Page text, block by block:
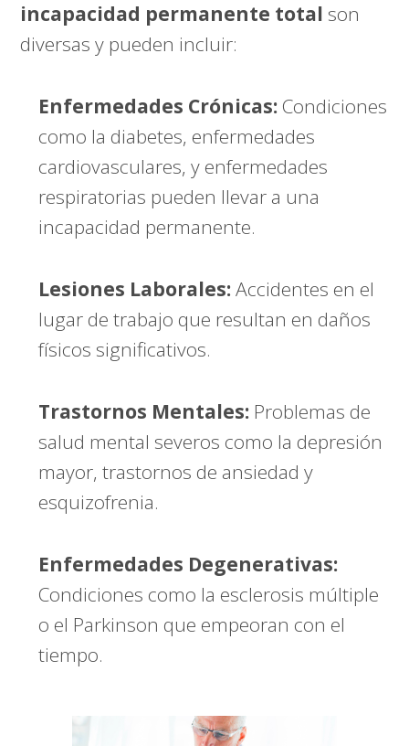
incapacidad permanente total son
diversas y pueden incluir:
Enfermedades Crónicas: Condiciones
como la diabetes, enfermedades
cardiovasculares, y enfermedades
respiratorias pueden llevar a una
incapacidad permanente.
Lesiones Laborales:Accidentes en el
lugar de trabajo que resultan en daños
físicos significativos.
Trastornos Mentales: Problemas de
salud mental severos como la depresión
mayor, trastornos de ansiedad y
esquizofrenia.
Enfermedades Degenerativas:
Condiciones como la esclerosis múltiple
o el Parkinson que empeoran con el
tiempo.